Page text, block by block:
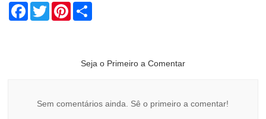
Facebook
TwitterPinterest
Seja o Primeiro a Comentar
Sem comentários ainda. Sê o primeiro a comentar!